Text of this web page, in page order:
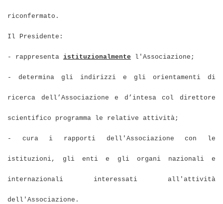
riconfermato.
Il Presidente:
- rappresenta istituzionalmente l'Associazione;
- determina gli indirizzi e gli orientamenti di
ricerca dell’Associazione e d’intesa col direttore
scientifico programma le relative attività;
- cura i rapporti dell'Associazione con le
istituzioni, gli enti e gli organi nazionali e
internazionali interessati all'attività
dell'Associazione.